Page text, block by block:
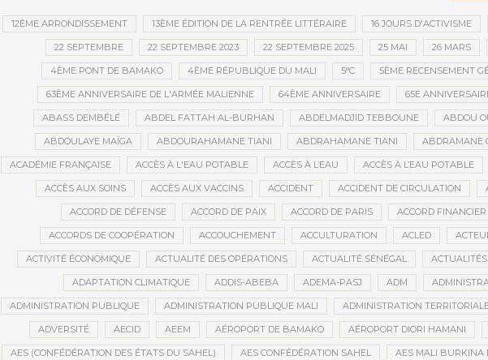
12ÈME ARRONDISSEMENT 13ÈME ÉDITION DE LA RENTRÉE LITTÉRAIRE 16 JOURS D'ACTIVISME
22 SEPTEMBRE 22 SEPTEMBRE 2023 22 SEPTEMBRE 2025 25 MAI 26 MARS
4ÈME PONT DE BAMAKO 4ÈME RÉPUBLIQUE DU MALI 5°C 5ÈME RECENSEMENT
63ÈME ANNIVERSAIRE DE L'ARMÉE MALIENNE 64ÈME ANNIVERSAIRE 65E
ABASS DEMBÉLÉ ABDEL FATTAH AL-BURHAN ABDELMADJID TEBBOUNE ABDOU
ABDOULAYE MAÏGA ABDOURAHAMANE TIANI ABDRAHAMANE TIANI ABDRAMANE
ACADÉMIE FRANÇAISE ACCÈS À L'EAU POTABLE ACCÈS À L’EAU ACCÈS À L’EAU POTABLE
ACCÈS AUX SOINS ACCÈS AUX VACCINS ACCIDENT ACCIDENT DE CIRCULATION
ACCORD DE DÉFENSE ACCORD DE PAIX ACCORD DE PARIS ACCORD FINANCIER
ACCORDS DE COOPÉRATION ACCOUCHEMENT ACCULTURATION ACLED
ACTIVITÉ ÉCONOMIQUE ACTUALITÉ DES OPÉRATIONS ACTUALITÉ SÉNÉGAL
ADAPTATION CLIMATIQUE ADDIS-ABEBA ADEMA-PASJ ADM
ADMINISTRATION PUBLIQUE ADMINISTRATION PUBLIQUE MALI ADMINISTRATION
ADVERSITÉ AECID AEEM AÉROPORT DE BAMAKO AÉROPORT DIORI HAMANI
AES (CONFÉDÉRATION DES ÉTATS DU SAHEL) AES CONFÉDÉRATION SAHEL AES MALI BURKINA